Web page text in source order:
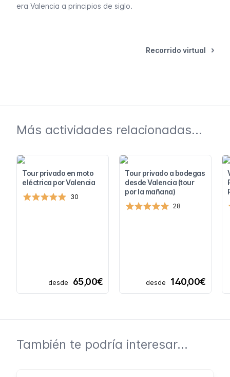
era Valencia a principios de siglo.
Recorrido virtual
Más actividades relacionadas...
Tour privado en moto
eléctrica por Valencia
30
desde 65,00€
Tour privado a bodegas
desde Valencia (tour
por la mañana)
28
desde 140,00€
También te podría interesar...